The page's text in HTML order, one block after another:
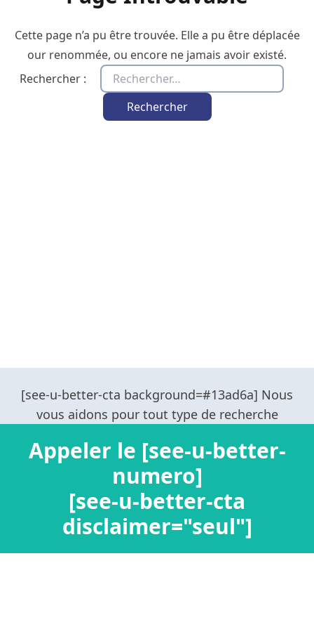
Cette page n’a pu être trouvée. Elle a pu être déplacée
our renommée, ou encore ne jamais avoir existé.
Rechercher :
Appeler le [see-u-better-
numero]
[see-u-better-cta
disclaimer="seul"]